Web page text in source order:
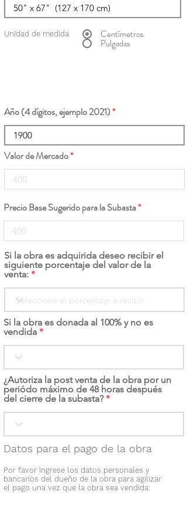
Unidad de medida Centímetros
Pulgadas
Año (4 dígitos, ejemplo 2021)
Valor de Mercado
Precio Base Sugerido para la Subasta
Si la obra es adquirida deseo recibir el
siguiente porcentaje del valor de la
venta:
Si la obra es donada al 100% y no es
vendida
¿Autoriza la post venta de la obra por un
periódo máximo de 48 horas después
del cierre de la subasta?
Datos para el pago de la obra
Por favor ingrese los datos personales y
bancarios del dueño de la obra para agilizar
el pago una vez que la obra sea vendida: